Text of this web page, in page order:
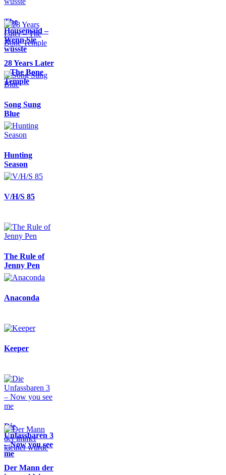
The
Housemaid –
Wenn Sie
wüsste
28 Years Later
– The Bone
Temple
Song Sung
Blue
Hunting
Season
V/H/S 85
The Rule of
Jenny Pen
Anaconda
Keeper
Die
Unfassbaren 3
– Now you see
me
Der Mann der